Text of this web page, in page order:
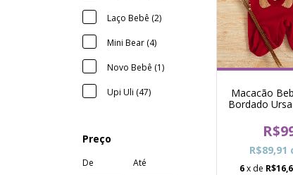
Laço Bebê (2)
Mini Bear (4)
Novo Bebê (1)
Upi Uli (47)
Preço
De Até
Macacão
Bordado
R$89,91
6x de